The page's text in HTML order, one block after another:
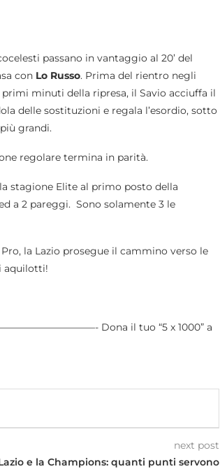
passano in vantaggio al 20’ del
con Lo Russo. Prima del rientro negli
primi minuti della ripresa, il Savio acciuffa il
delle sostituzioni e regala l’esordio, sotto
grandi.
regolare termina in parità.
stagione Elite al primo posto della
a 2 pareggi. Sono solamente 3 le
la Lazio prosegue il cammino verso le
aquilotti!
Dona il tuo “5 x 1000” a
next post
e la Champions: quanti punti servono